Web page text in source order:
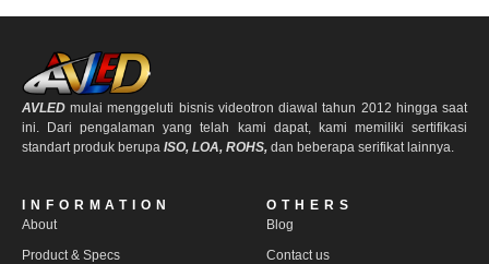
AVLED mulai menggeluti bisnis videotron diawal tahun 2012 hingga saat
ini. Dari pengalaman yang telah kami dapat, kami memiliki sertifikasi
standart produk berupa ISO, LOA, ROHS, dan beberapa serifikat lainnya.
INFORMATION
About
Product & Specs
OTHERS
Blog
Contact us